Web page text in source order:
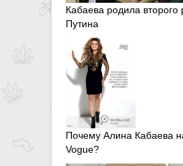
Кабаева родила второго
Путина
Почему Алина Кабаева
Vogue?